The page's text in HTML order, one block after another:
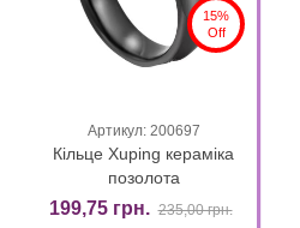
15%
Off
Артикул: 200697
Кільце Xuping кераміка
позолота
199,75 грн. 235,00 грн.